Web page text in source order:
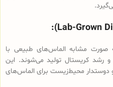
صورت مشابه الماس‌های طبیعی با
رشد کریستال تولید می‌شوند. این
دوستدار محیط‌زیست برای الماس‌های